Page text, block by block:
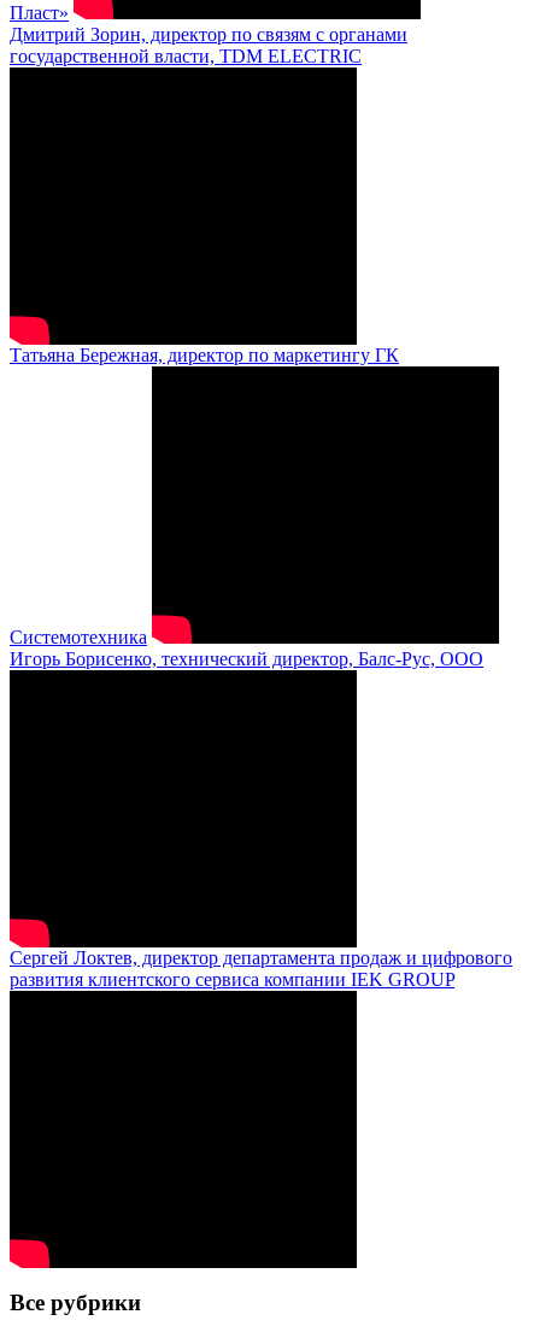
Пласт»
Дмитрий Зорин, директор по связям с органами
государственной власти, TDM ELECTRIC
Татьяна Бережная, директор по маркетингу ГК
Системотехника
Игорь Борисенко, технический директор, Балс-Рус, ООО
Сергей Локтев, директор департамента продаж и цифрового
развития клиентского сервиса компании IEK GROUP
Все рубрики